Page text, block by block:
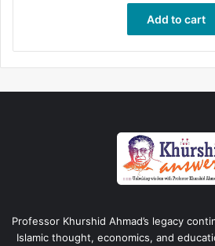
Add to cart
Professor Khurshid Ahmad’s legacy
Islamic thought, economics, and